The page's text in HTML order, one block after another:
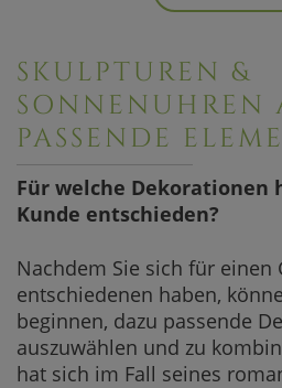
SKULPTUREN &
SONNENUHREN
PASSENDE
Für welche Dekorationen
Kunde entschieden?
Nachdem Sie sich für einen
entschiedenen haben,
beginnen, dazu passende
auszuwählen und zu
hat sich im Fall seines